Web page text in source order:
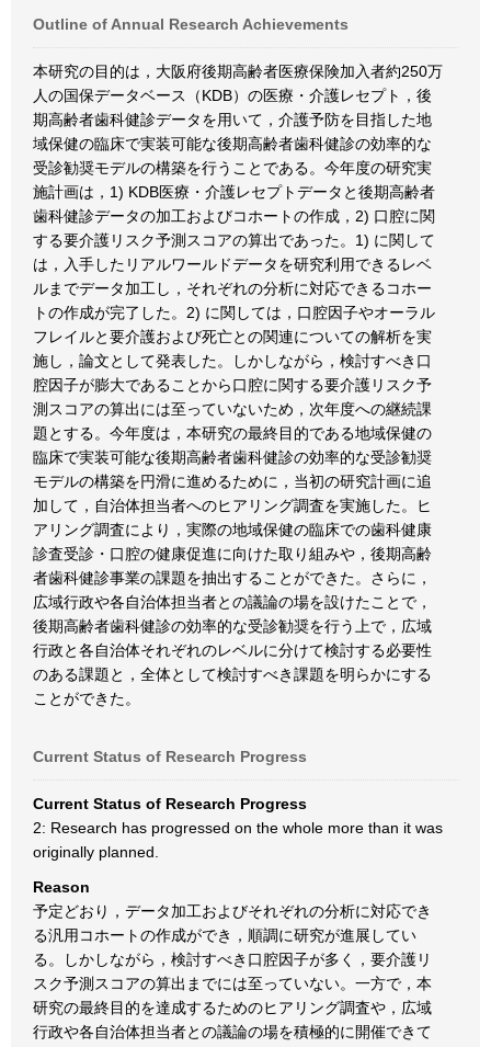
Outline of Annual Research Achievements
本研究の目的は，大阪府後期高齢者医療保険加入者約250万
人の国保データベース（KDB）の医療・介護レセプト，後
期高齢者歯科健診データを用いて，介護予防を目指した地
域保健の臨床で実装可能な後期高齢者歯科健診の効率的な
受診勧奨モデルの構築を行うことである。今年度の研究実
施計画は，1) KDB医療・介護レセプトデータと後期高齢者
歯科健診データの加工およびコホートの作成，2) 口腔に関
する要介護リスク予測スコアの算出であった。1) に関して
は，入手したリアルワールドデータを研究利用できるレベ
ルまでデータ加工し，それぞれの分析に対応できるコホー
トの作成が完了した。2) に関しては，口腔因子やオーラル
フレイルと要介護および死亡との関連についての解析を実
施し，論文として発表した。しかしながら，検討すべき口
腔因子が膨大であることから口腔に関する要介護リスク予
測スコアの算出には至っていないため，次年度への継続課
題とする。今年度は，本研究の最終目的である地域保健の
臨床で実装可能な後期高齢者歯科健診の効率的な受診勧奨
モデルの構築を円滑に進めるために，当初の研究計画に追
加して，自治体担当者へのヒアリング調査を実施した。ヒ
アリング調査により，実際の地域保健の臨床での歯科健康
診査受診・口腔の健康促進に向けた取り組みや，後期高齢
者歯科健診事業の課題を抽出することができた。さらに，
広域行政や各自治体担当者との議論の場を設けたことで，
後期高齢者歯科健診の効率的な受診勧奨を行う上で，広域
行政と各自治体それぞれのレベルに分けて検討する必要性
のある課題と，全体として検討すべき課題を明らかにする
ことができた。
Current Status of Research Progress
Current Status of Research Progress
2: Research has progressed on the whole more than it was
originally planned.
Reason
予定どおり，データ加工およびそれぞれの分析に対応でき
る汎用コホートの作成ができ，順調に研究が進展してい
る。しかしながら，検討すべき口腔因子が多く，要介護リ
スク予測スコアの算出までには至っていない。一方で，本
研究の最終目的を達成するためのヒアリング調査や，広域
行政や各自治体担当者との議論の場を積極的に開催できて